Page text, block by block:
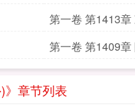
第一卷 第1413章
第一卷 第1409
》章节列表